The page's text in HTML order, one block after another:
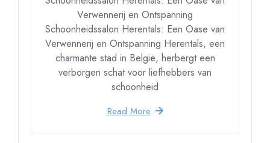
Verwennerij en Ontspanning
Schoonheidssalon Herentals: Een Oase van
Verwennerij en Ontspanning Herentals, een
charmante stad in België, herbergt een
verborgen schat voor liefhebbers van
schoonheid
Read More